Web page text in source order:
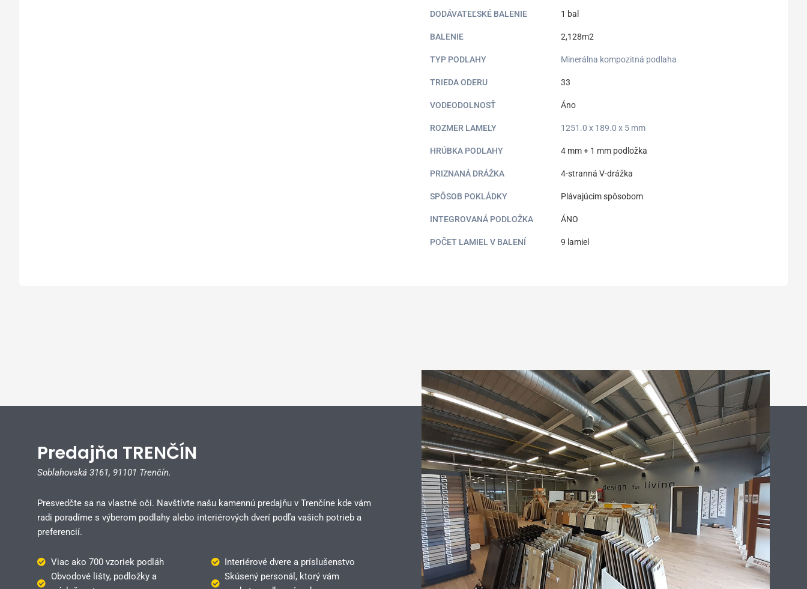
DODÁVATEĽSKÉ BALENIE 1 bal
BALENIE 2,128m2
TYP PODLAHY Minerálna kompozitná podlaha
TRIEDA ODERU 33
VODEODOLNOSŤ Áno
ROZMER LAMELY 1251.0 x 189.0 x 5 mm
HRÚBKA PODLAHY 4 mm + 1 mm podložka
PRIZNANÁ DRÁŽKA 4-stranná V-drážka
SPÔSOB POKLÁDKY Plávajúcim spôsobom
INTEGROVANÁ PODLOŽKA ÁNO
POČET LAMIEL V BALENÍ 9 lamiel
Predajňa TRENČÍN
Soblahovská 3161, 91101 Trenčín.
Presvedčte sa na vlastné oči. Navštívte našu kamennú predajňu v Trenčíne kde vám
radi poradíme s výberom podlahy alebo interiérových dverí podľa vašich potrieb a
preferencií.
Viac ako 700 vzoriek podláh
Interiérové dvere a príslušenstvo
Obvodové lišty, podložky a
Skúsený personál, ktorý vám